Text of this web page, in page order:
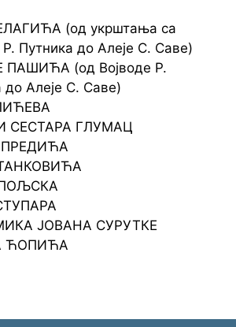
(од укрштања са
Р. Путника до Алеје С. Саве)
ПАШИЋА (од Војводе Р.
до Алеје С. Саве)
СЕСТАРА ГЛУМАЦ
ЈОВАНА СУРУТКЕ
ЋОПИЋА